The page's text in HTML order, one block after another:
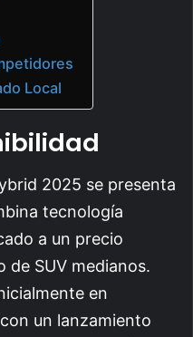
Local
2025 se presenta
tecnología
a un precio
de SUV medianos.
en
un lanzamiento